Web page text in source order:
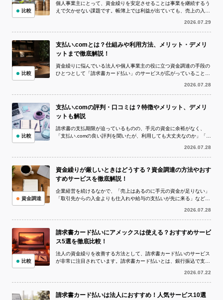
個人事業主にとって、資金繰りを安定させることは事業を継続するう
えで欠かせない課題です。帳簿上では利益が出ていても、売上の入金
2026.07.29
比較
支払い.comとは？仕組みや利用方法、メリット・デメリ
ットまで徹底解説！
資金繰りに悩んでいる法人や個人事業主の役に立つ資金調達の手段の
ひとつとして「請求書カード払い」のサービスが広がっていることを
2026.07.28
比較
支払い.comの評判・口コミは？特徴やメリット、デメリ
ットも解説
請求書の支払期限が迫っているものの、手元の資金に余裕がなく、
「支払い.comの良い評判を聞いたが、利用しても大丈夫なのか」「実
2026.07.28
比較
資金繰りが厳しいときはどうする？資金調達の方法やおす
すめサービスを徹底解説！
企業経営を続けるなかで、「売上はあるのに手元の資金が足りない」
「取引先からの入金よりも仕入れや給与の支払いが先に来る」など、
2026.07.28
資金調達
請求書カード払いにアメックスは使える？おすすめサービ
ス5選を徹底比較！
法人の資金繰りを改善する方法として、請求書カード払いのサービス
が非常に注目されています。請求書カード払いとは、銀行振込で支払
2026.07.22
比較
請求書カード払いは法人におすすめ！人気サービス10選